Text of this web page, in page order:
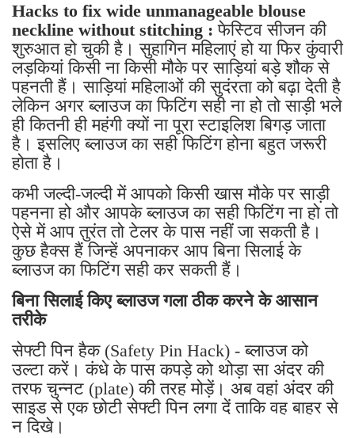
Hacks to fix wide unmanageable blouse
neckline without stitching :फेस्टिव सीजन की
शुरुआत हो चुकी है। सुहागिन महिलाएं हो या फिर कुंवारी
लड़कियां किसी ना किसी मौके पर साड़ियां बड़े शौक से
पहनती हैं। साड़ियां महिलाओं की सुदंरता को बढ़ा देती है
लेकिन अगर ब्लाउज का फिटिंग सही ना हो तो साड़ी भले
ही कितनी ही महंगी क्यों ना पूरा स्टाइलिश बिगड़ जाता
है। इसलिए ब्लाउज का सही फिटिंग होना बहुत जरूरी
होता है।
कभी जल्दी-जल्दी में आपको किसी खास मौके पर साड़ी
पहनना हो और आपके ब्लाउज का सही फिटिंग ना हो तो
ऐसे में आप तुरंत तो टेलर के पास नहीं जा सकती है।
कुछ हैक्स हैं जिन्हें अपनाकर आप बिना सिलाई के
ब्लाउज का फिटिंग सही कर सकती हैं।
बिना सिलाई किए ब्लाउज गला ठीक करने के आसान
तरीके
सेफ्टी पिन हैक (Safety Pin Hack) - ब्लाउज को
उल्टा करें। कंधे के पास कपड़े को थोड़ा सा अंदर की
तरफ चुन्नट (plate) की तरह मोड़ें। अब वहां अंदर की
साइड से एक छोटी सेफ्टी पिन लगा दें ताकि वह बाहर से
न दिखे।